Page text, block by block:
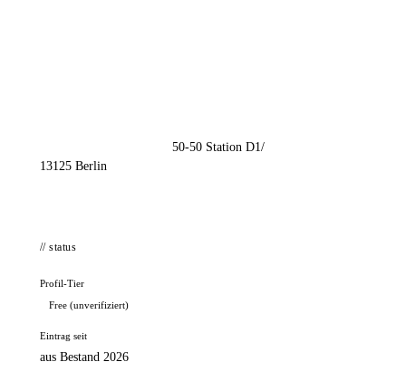
Schwanebecker Chaussee 50-50 Station D1/
13125 Berlin
// status
Profil-Tier
Free (unverifiziert)
Eintrag seit
aus Bestand 2026